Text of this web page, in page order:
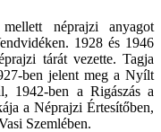
néprajzi anyagot
1928 és 1946
tárát vezette. Tagja
ben jelent meg a Nyílt
1942-ben a Rigászás a
a Néprajzi Értesítőben,
Szemlében.